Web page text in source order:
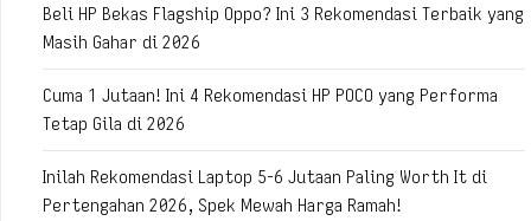
Beli HP Bekas Flagship Oppo? Ini 3 Rekomendasi Terbaik yang
Masih Gahar di 2026
Cuma 1 Jutaan! Ini 4 Rekomendasi HP POCO yang Performa
Tetap Gila di 2026
Inilah Rekomendasi Laptop 5-6 Jutaan Paling Worth It di
Pertengahan 2026, Spek Mewah Harga Ramah!